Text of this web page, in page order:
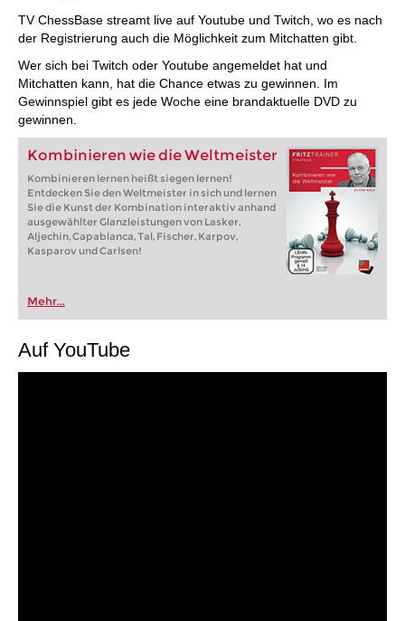
TV ChessBase streamt live auf Youtube und Twitch, wo es nach
der Registrierung auch die Möglichkeit zum Mitchatten gibt.
Wer sich bei Twitch oder Youtube angemeldet hat und
Mitchatten kann, hat die Chance etwas zu gewinnen. Im
Gewinnspiel gibt es jede Woche eine brandaktuelle DVD zu
gewinnen.
Kombinieren wie die Weltmeister
Kombinieren lernen heißt siegen lernen!
Entdecken Sie den Weltmeister in sich und lernen
Sie die Kunst der Kombination interaktiv anhand
ausgewählter Glanzleistungen von Lasker,
Aljechin, Capablanca, Tal, Fischer, Karpov,
Kasparov und Carlsen!
Mehr...
Auf YouTube